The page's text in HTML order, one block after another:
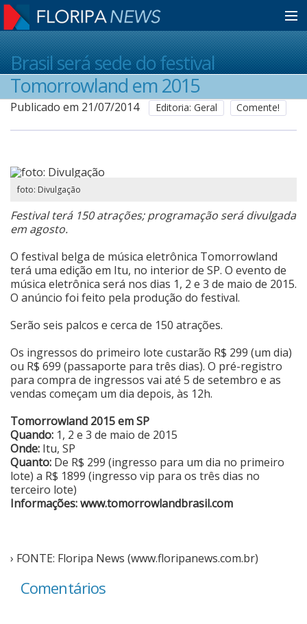
Home
Notícias
Classificados
Guia de Serviços
Anuncie
Cinema
Agenda Cultural
Anuncie
Fale Conosco
Brasil será sede do festival
Tomorrowland em 2015
Publicado em 21/07/2014 Editoria: Geral Comente!
foto: Divulgação
Festival terá 150 atrações; programação será divulgada
em agosto.
O festival belga de música eletrônica Tomorrowland
terá uma edição em Itu, no interior de SP. O evento de
música eletrônica será nos dias 1, 2 e 3 de maio de 2015.
O anúncio foi feito pela produção do festival.
Serão seis palcos e cerca de 150 atrações.
Os ingressos do primeiro lote custarão R$ 299 (um dia)
ou R$ 699 (passaporte para três dias). O pré-registro
para compra de ingressos vai até 5 de setembro e as
vendas começam um dia depois, às 12h.
Tomorrowland 2015 em SP
Quando: 1, 2 e 3 de maio de 2015
Onde: Itu, SP
Quanto: De R$ 299 (ingresso para um dia no primeiro
lote) a R$ 1899 (ingresso vip para os três dias no
terceiro lote)
Informações:www.tomorrowlandbrasil.com
› FONTE: Floripa News (www.floripanews.com.br)
Comentários